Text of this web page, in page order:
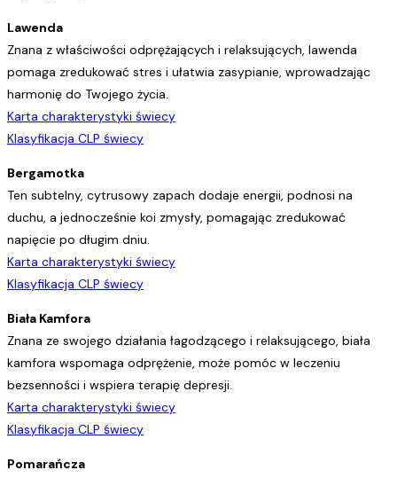
Lawenda
Znana z właściwości odprężających i relaksujących, lawenda
pomaga zredukować stres i ułatwia zasypianie, wprowadzając
harmonię do Twojego życia.
Karta charakterystyki świecy
Klasyfikacja CLP świecy
Bergamotka
Ten subtelny, cytrusowy zapach dodaje energii, podnosi na
duchu, a jednocześnie koi zmysły, pomagając zredukować
napięcie po długim dniu.
Karta charakterystyki świecy
Klasyfikacja CLP świecy
Biała Kamfora
Znana ze swojego działania łagodzącego i relaksującego, biała
kamfora wspomaga odprężenie, może pomóc w leczeniu
bezsenności i wspiera terapię depresji.
Karta charakterystyki świecy
Klasyfikacja CLP świecy
Pomarańcza